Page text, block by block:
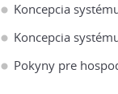
Koncepcia
Koncepcia
Pokyny pre